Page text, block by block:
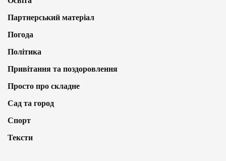
Партнерський матеріал
Погода
Політика
Привітання та поздоровлення
Просто про складне
Сад та город
Спорт
Тексти